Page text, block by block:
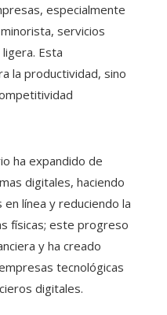
especialmente
servicios
Esta
la productividad, sino
ha expandido de
digitales, haciendo
línea y reduciendo la
físicas; este progreso
y ha creado
tecnológicas
digitales.